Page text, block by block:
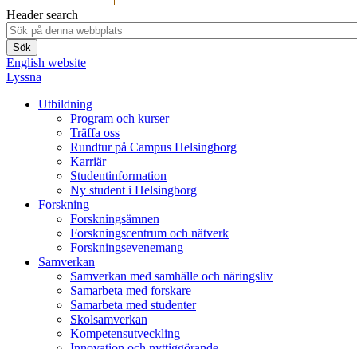
Header search
English website
Lyssna
Utbildning
Program och kurser
Träffa oss
Rundtur på Campus Helsingborg
Karriär
Studentinformation
Ny student i Helsingborg
Forskning
Forskningsämnen
Forskningscentrum och nätverk
Forskningsevenemang
Samverkan
Samverkan med samhälle och näringsliv
Samarbeta med forskare
Samarbeta med studenter
Skolsamverkan
Kompetensutveckling